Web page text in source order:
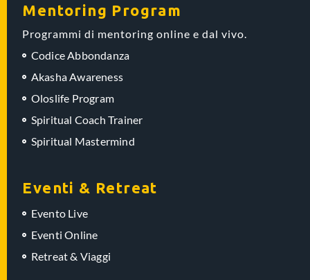
Mentoring Program
Programmi di mentoring online e dal vivo.
Codice Abbondanza
Akasha Awareness
Oloslife Program
Spiritual Coach Trainer
Spiritual Mastermind
Eventi & Retreat
Evento Live
Eventi Online
Retreat & Viaggi